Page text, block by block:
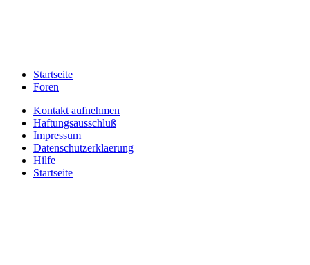
Startseite
Foren
Kontakt aufnehmen
Haftungsausschluß
Impressum
Datenschutzerklaerung
Hilfe
Startseite